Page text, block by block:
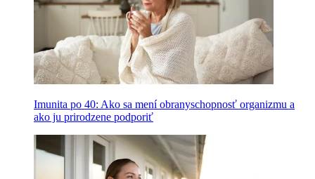
Imunita po 40: Ako sa mení obranyschopnosť organizmu a
ako ju prirodzene podporiť